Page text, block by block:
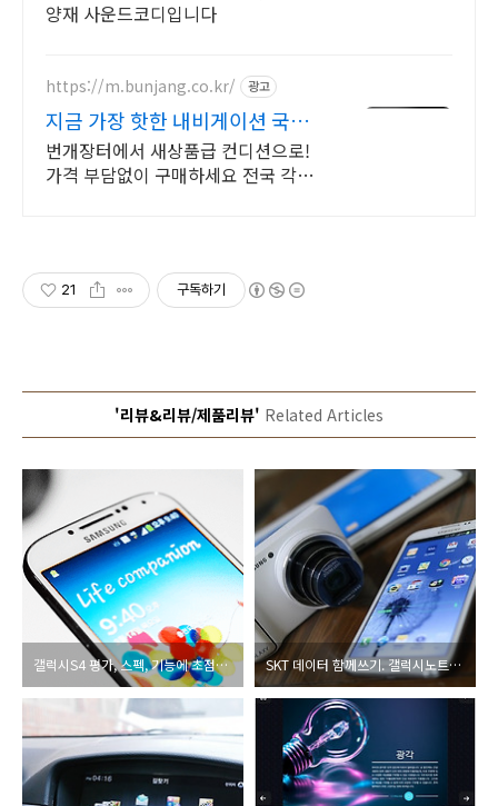
양재 사운드코디입니다
https://m.bunjang.co.kr/ 광고
지금 가장 핫한 내비게이션 국내
최대 브랜드 중고거래
번개장터에서 새상품급 컨디션으로!
가격 부담없이 구매하세요 전국 각지
21 구독하기
'리뷰&리뷰/제품리뷰' Related Articles
갤럭시S4 평가, 스펙, 기능에 초점을 맞추지 말라! 차별화를 보자! SKT 데이터 함께쓰기. 갤럭시노트2에 남는 LTE 데이터 활용하는 방법은?